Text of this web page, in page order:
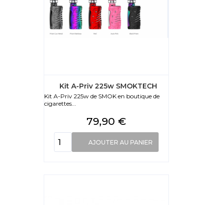
Kit A-Priv 225w SMOKTECH
Kit A-Priv 225w de SMOK en boutique de
cigarettes...
Prix
79,90 €
AJOUTER AU PANIER